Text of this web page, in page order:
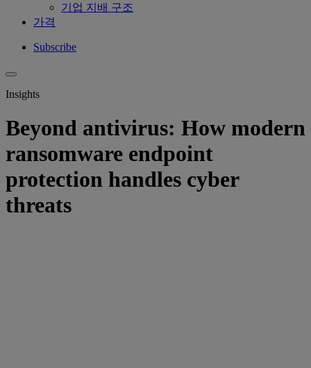
기업 지배 구조
가격
Subscribe
Insights
Beyond antivirus: How modern
ransomware endpoint
protection handles cyber
threats